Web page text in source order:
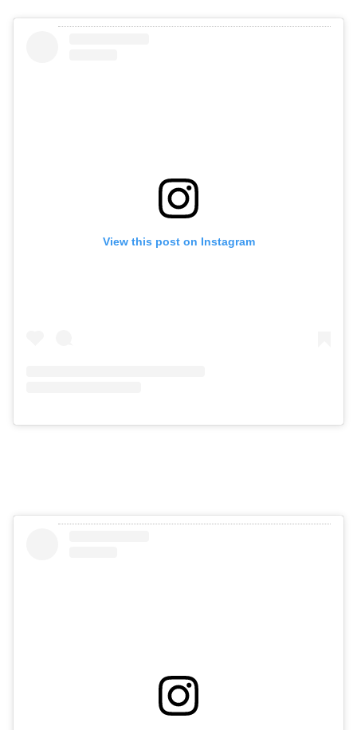
View this post on Instagram